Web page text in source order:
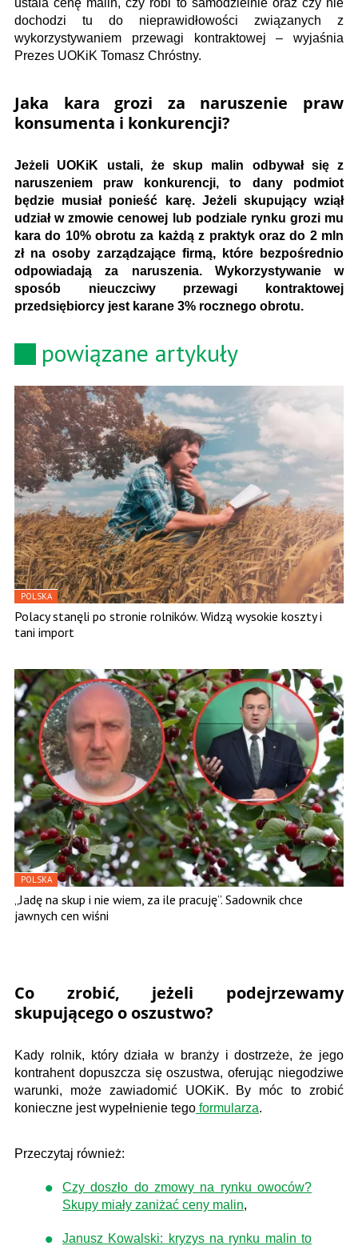
dochodzi tu do nieprawidłowości związanych z
wykorzystywaniem przewagi kontraktowej – wyjaśnia
Prezes UOKiK Tomasz Chróstny.
Jaka kara grozi za naruszenie praw
konsumenta i konkurencji?
Jeżeli UOKiK ustali, że skup malin odbywał się z
naruszeniem praw konkurencji, to dany podmiot
będzie musiał ponieść karę. Jeżeli skupujący wziął
udział w zmowie cenowej lub podziale rynku grozi mu
kara do 10% obrotu za każdą z praktyk oraz do 2 mln
zł na osoby zarządzające firmą, które bezpośrednio
odpowiadają za naruszenia. Wykorzystywanie w
sposób nieuczciwy przewagi kontraktowej
przedsiębiorcy jest karane 3% rocznego obrotu.
powiązane artykuły
POLSKA
Polacy stanęli po stronie rolników. Widzą wysokie koszty i
tani import
POLSKA
„Jadę na skup i nie wiem, za ile pracuję”. Sadownik chce
jawnych cen wiśni
Co zrobić, jeżeli podejrzewamy
skupującego o oszustwo?
Kady rolnik, który działa w branży i dostrzeże, że jego
kontrahent dopuszcza się oszustwa, oferując niegodziwe
warunki, może zawiadomić UOKiK. By móc to zrobić
konieczne jest wypełnienie tego formularza.
Przeczytaj również:
Czy doszło do zmowy na rynku owoców?
Skupy miały zaniżać ceny malin,
Janusz Kowalski: kryzys na rynku malin to